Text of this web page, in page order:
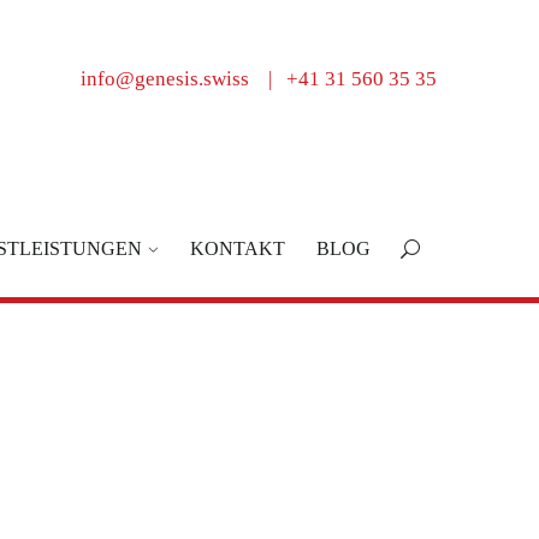
info@genesis.swiss | +41 31 560 35 35
KONTAKT BLOG